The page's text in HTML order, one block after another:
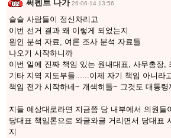
써펜트 나가 26-06-14 13:56
슬슬 사람들이 정신차리고
이번 선거 결과 왜 이렇게 되었는지
원인 분석 자료, 여론 조사 분석 자료들
나오기 시작하니까
이번 일에 진짜 책임 있는 원내대표, 사무총장,
기타 지역 지도부들......이제 자기 책임 아니라
책임 전가 시작하네~ 개색히들~ 그것도 대통
지들 예상대로라면 지금쯤 당 내부에서 의원들
당대표 책임론으로 와글와글 거리면서 당대표
지